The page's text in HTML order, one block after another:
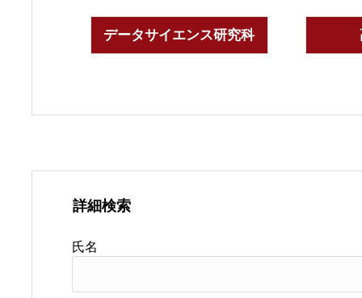
データサイエンス研究科
詳細検索
氏名